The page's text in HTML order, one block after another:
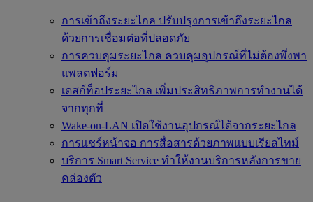
การเข้าถึงระยะไกล ปรับปรุงการเข้าถึงระยะไกล
ด้วยการเชื่อมต่อที่ปลอดภัย
การควบคุมระยะไกล ควบคุมอุปกรณ์ที่ไม่ต้องพึ่งพา
แพลตฟอร์ม
เดสก์ท็อประยะไกล เพิ่มประสิทธิภาพการทำงานได้
จากทุกที่
Wake-on-LAN เปิดใช้งานอุปกรณ์ได้จากระยะไกล
การแชร์หน้าจอ การสื่อสารด้วยภาพแบบเรียลไทม์
บริการ Smart Service ทำให้งานบริการหลังการขาย
คล่องตัว